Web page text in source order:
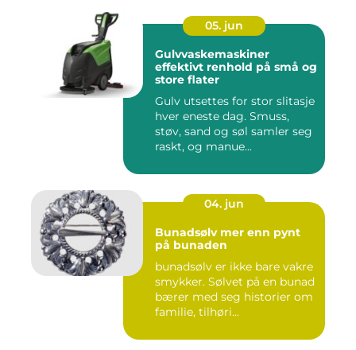
05. jun
Gulvvaskemaskiner
effektivt renhold på små og
store flater
Gulv utsettes for stor slitasje
hver eneste dag. Smuss,
støv, sand og søl samler seg
raskt, og manue...
04. jun
Bunadsølv mer enn pynt
på bunaden
bunadsølv er ikke bare vakre
smykker. Sølvet på en bunad
bærer med seg historier om
familie, tilhøri...